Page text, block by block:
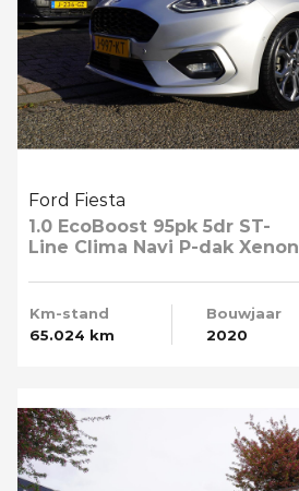
Ford Fiesta
1.0 EcoBoost 95pk 5dr ST-
Line Clima Navi P-dak Xenon
Km-stand
65.024 km
Bouwjaar
2020